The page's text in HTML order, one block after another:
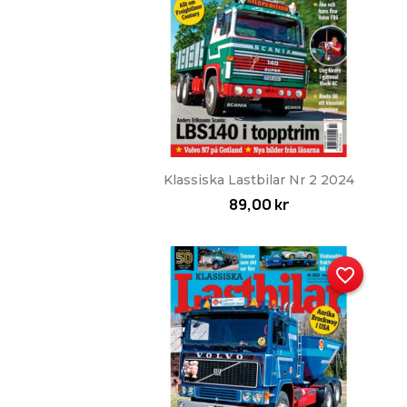
Snabbvy
Klassiska Lastbilar Nr 2 2024
89,00 kr
favorite_border